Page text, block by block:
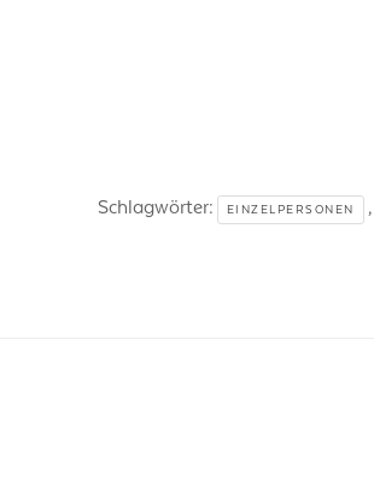
Schlagwörter: EINZELPERSONEN ,